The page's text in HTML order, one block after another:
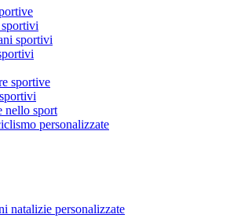
sportivi
sportive
nello sport
personalizzate
natalizie personalizzate